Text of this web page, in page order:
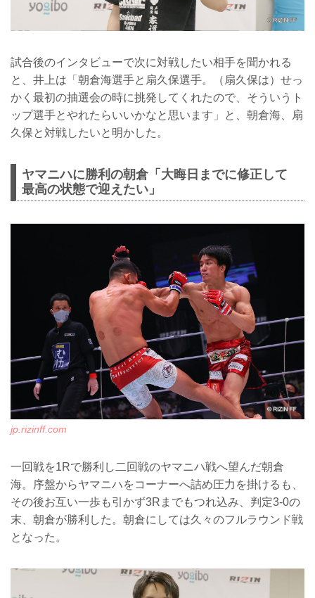
試合後のインタビューで次に対戦したい相手を聞かれる
と、井上は「朝倉海選手と扇久保選手。（扇久保は）せっ
かく最初の抽選会の時に挑発してくれたので、そういうト
ップ選手とやれたらいいかなと思います」と、朝倉海、扇
久保と対戦したいと明かした。
ヤマニハに勝利の朝倉「大晦日までに修正して
最高の状態で迎えたい」
jp.rizinff.com
一回戦を1Rで勝利し二回戦のヤマニハ戦へ望んだ朝倉
海。序盤からヤマニハをコーナーへ詰め圧力を掛けるも、
その後お互い一歩も引かず3Rまでもつれ込み、判定3-0の
末、朝倉が勝利した。朝倉にしては久々のフルラウンド戦
となった。